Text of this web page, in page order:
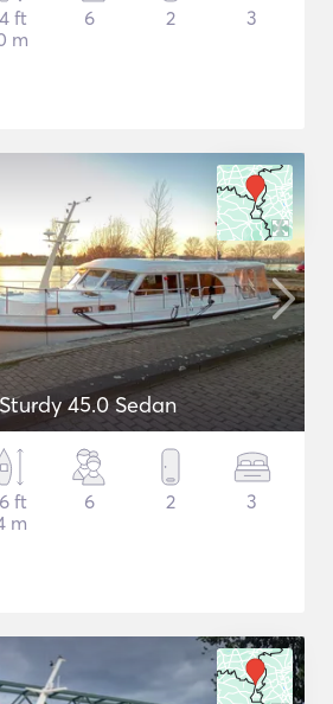
ft
m
6 2 3
45.0 Sedan
ft
m
6 2 3